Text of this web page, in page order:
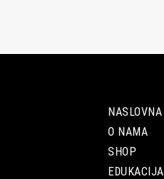
NASLOVNA
O NAMA
SHOP
EDUKACIJA